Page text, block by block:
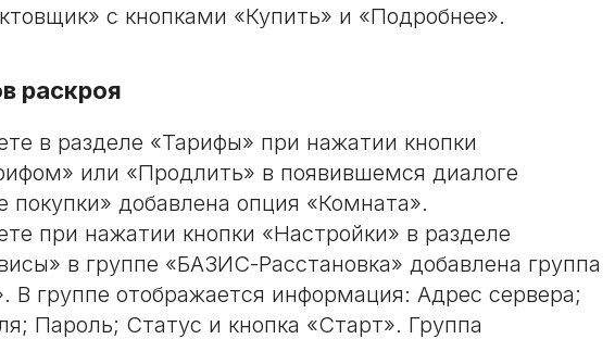
с кнопками «Купить» и «Подробнее».
раскроя
в разделе «Тарифы» при нажатии кнопки
или «Продлить» в появившемся диалоге
покупки» добавлена опция «Комната».
при нажатии кнопки «Настройки» в разделе
в группе «БАЗИС-Расстановка» добавлена группа
В группе отображается информация: Адрес сервера;
Пароль; Статус и кнопка «Старт». Группа